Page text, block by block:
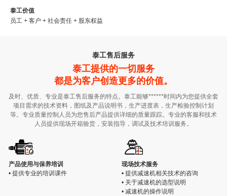
泰工价值
员工 + 客户 + 社会责任 + 股东权益
泰工售后服务
泰工提供的一切服务
都是为客户创造更多的价值。
及时、优质、专业是泰工售后服务的特点。泰工能够******时间内为您提供全套
项目需求的技术资料，图纸及产品说明书，生产进度表，生产检验控制计划
等。专业质量控制人员为您售后产品提供详细的质量跟踪。专业的客服和技术
人员提供现场开箱验货，安装指导，调试及技术培训服务。
产品使用与保养培训
• 提供专业的培训课件
现场技术服务
• 提供减速机相关技术的咨询
• 关于减速机的选型说明
• 减速机的操作说明